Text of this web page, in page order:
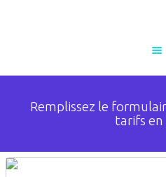
Remplissez le
tarifs en
Santé
Meilleure